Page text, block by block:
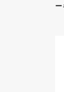
ー